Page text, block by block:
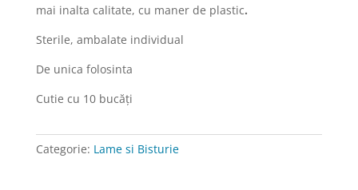
plastic
18,
Paramount
mai inalta calitate, cu maner de plastic.
Sterile, ambalate individual
De unica folosinta
Cutie cu 10 bucăți
Categorie: Lame si Bisturie